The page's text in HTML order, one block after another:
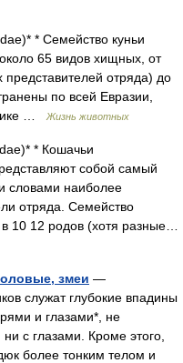
* Семейство куньи
65 видов хищных, от
отряда) до
по всей Евразии,
…
Жизнь животных
* Кошачьи
собой самый
словами наиболее
отряда. Семейство
10 12 родов (хотя разные…
змеи —
служат глубокие впадины
и глазами*, не
с глазами. Кроме этого,
более тонким телом и